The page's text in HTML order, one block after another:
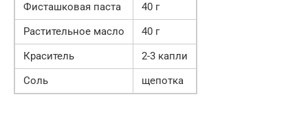
Фисташковая паста
40 г
Растительное масло
40 г
Краситель
2-3 капли
Соль
щепотка